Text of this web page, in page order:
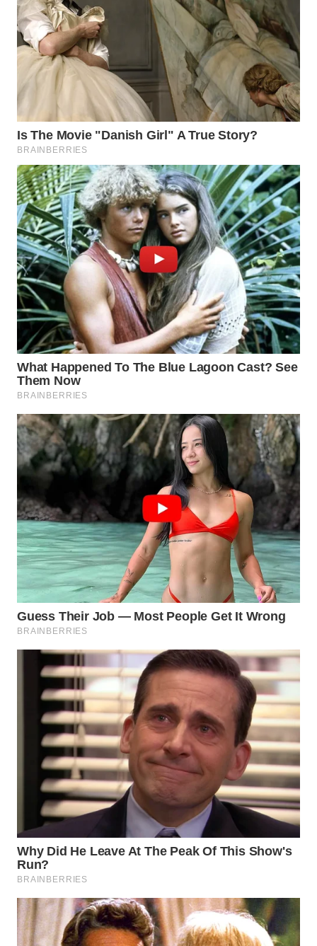
WN
SUMEDANG
WN
CIANJUR
WN
KEPULAUAN
SERIBU
WN
TANGERANG
WN
BINJAI
WN
CIREBON
WN
INDRAMAYU
WN
WN
MAJALENGKA
WN
SUBANG
WN
SUKABUMI
WN
PURWAKARTA
WN
PRIANGAN
TIMUR
WN
SEMARANG
WN
SOLO
BOROBUDUR
WN
MADURA
WN